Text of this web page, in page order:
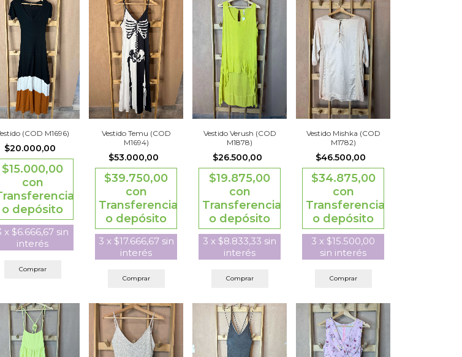
(COD M1696)
$20.000,00
$15.000,00
con
o depósito
x $6.666,67 sin
interés
Comprar
Vestido Temu (COD
M1694)
$53.000,00
$39.750,00
con
Transferencia
o depósito
3 x $17.666,67 sin
interés
Comprar
Vestido Verush (COD
M1878)
$26.500,00
$19.875,00
con
Transferencia
o depósito
3 x $8.833,33 sin
interés
Comprar
Vestido Mishka (COD
M1782)
$46.500,00
$34.875,00
con
Transferencia
o depósito
3 x $15.500,00
sin interés
Comprar